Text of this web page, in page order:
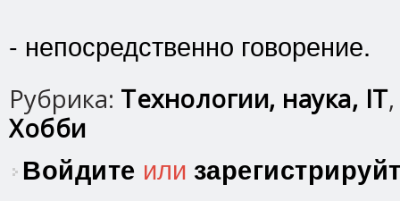
- непосредственно говорение.
Рубрика: Технологии, наука, IT,
Хобби
Войдите или